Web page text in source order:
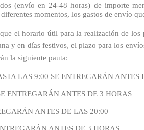
(envío en 24-48 horas) de importe
momentos, los gastos de envío
el horario útil para la realización de
y en días festivos, el plazo para los
la siguiente pauta:
LAS 9:00 SE ENTREGARÁN ANTES
ENTREGARÁN ANTES DE 3 HORAS
ANTES DE LAS 20:00
ANTES DE 3 HORAS